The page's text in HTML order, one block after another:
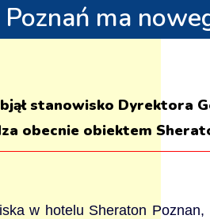
ma
stanowisko Dyrektora
obecnie obiektem
w hotelu Sheraton